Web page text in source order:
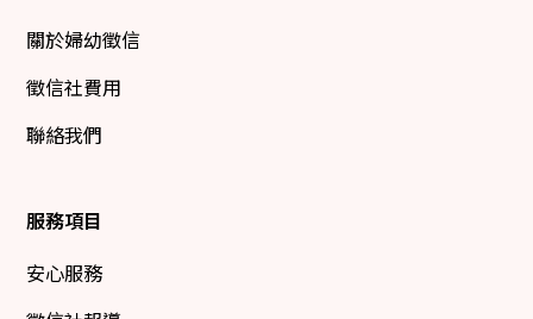
關於婦幼徵信
徵信社費用
聯絡我們
服務項目
安心服務